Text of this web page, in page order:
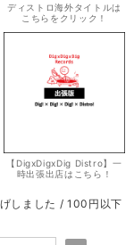
ディストロ海外タイトルは
こちらをクリック！
【DigxDigxDig Distro】一
時出張出店はこちら！
しました / 100円以下